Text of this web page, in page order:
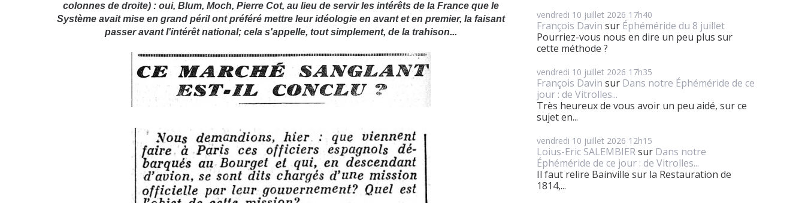
colonnes de droite) : oui, Blum, Moch, Pierre Cot, au lieu de servir les intérêts de la France que le
Système avait mise en grand péril ont préféré mettre leur idéologie en avant et en premier, la faisant
passer avant l'intérêt national; cela s'appelle, tout simplement, de la trahison...
vendredi 10 juillet 2026 17h40
François Davin sur Éphéméride du 8 juillet
Pourriez-vous nous en dire un peu plus sur
cette méthode ?
vendredi 10 juillet 2026 17h35
François Davin sur Dans notre Éphéméride de ce
jour : de Vitrolles...
Très heureux de vous avoir un peu aidé, sur ce
sujet en...
vendredi 10 juillet 2026 12h15
Loius-Eric SALEMBIERsur Dans notre
Éphéméride de ce jour : de Vitrolles...
Il faut relire Bainville sur la Restauration de
1814,...